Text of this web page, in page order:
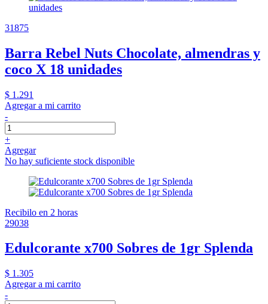
31875
Barra Rebel Nuts Chocolate, almendras y
coco X 18 unidades
$ 1.291
Agregar a mi carrito
-
+
Agregar
No hay suficiente stock disponible
Recibilo en 2 horas
29038
Edulcorante x700 Sobres de 1gr Splenda
$ 1.305
Agregar a mi carrito
-